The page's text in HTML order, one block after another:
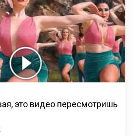
это видео пересмотришь